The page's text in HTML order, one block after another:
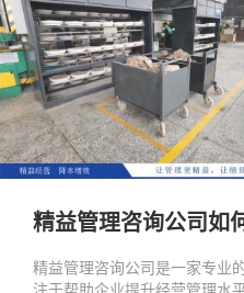
精益管理咨询公司如
精益管理咨询公司是一家专业